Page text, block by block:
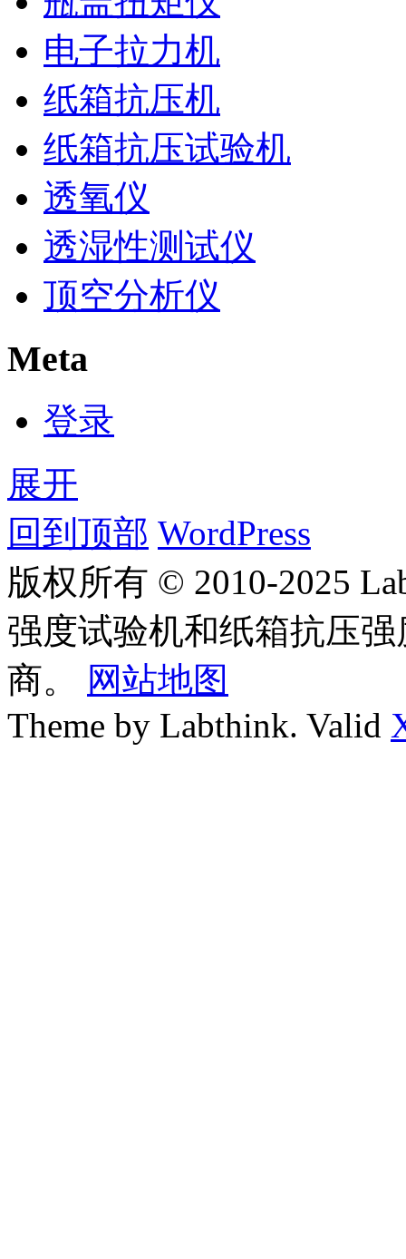
电子拉力机
纸箱抗压机
纸箱抗压试验机
透氧仪
透湿性测试仪
顶空分析仪
Meta
登录
展开
回到顶部 WordPress
版权所有 © 2010-2025
强度试验机和纸箱抗压
商。
网站地图
Theme by Labthink. Valid